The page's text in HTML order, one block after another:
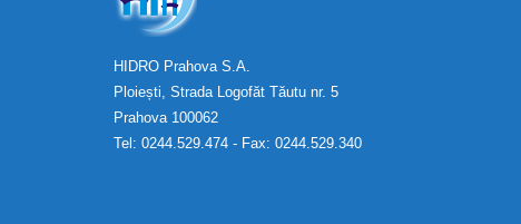
HIDRO Prahova S.A.
Ploiești, Strada Logofăt Tăutu nr. 5
Prahova 100062
Tel: 0244.529.474 - Fax: 0244.529.340